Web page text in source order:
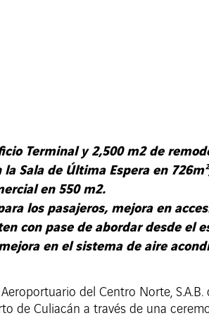
Terminal y 2,500 m2 de
Sala de Última Espera en
en 550 m2.
los pasajeros, mejora en
con pase de abordar desde el
en el sistema de aire
del Centro Norte, S.A.B.
de Culiacán a través de una